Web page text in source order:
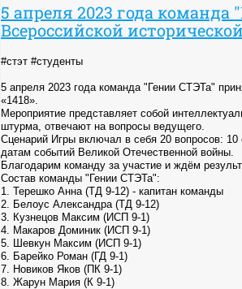
5 апреля 2023 года
Всероссийской
#стэт #студенты
5 апреля 2023 года команда "Гении СТЭТа"
«1418».
Мероприятие представляет собой
штурма, отвечают на вопросы ведущего.
Сценарий Игры включал в себя 20 вопросов:
датам событий Великой Отечественной войны.
Благодарим команду за участие и ждём
Состав команды "Гении СТЭТа":
1. Терешко Анна (ТД 9-12) - капитан команды
2. Белоус Александра (ТД 9-12)
3. Кузнецов Максим (ИСП 9-1)
4. Макаров Доминик (ИСП 9-1)
5. Шевкун Максим (ИСП 9-1)
6. Барейко Роман (ГД 9-1)
7. Новиков Яков (ПК 9-1)
8. Жарун Мария (К 9-1)